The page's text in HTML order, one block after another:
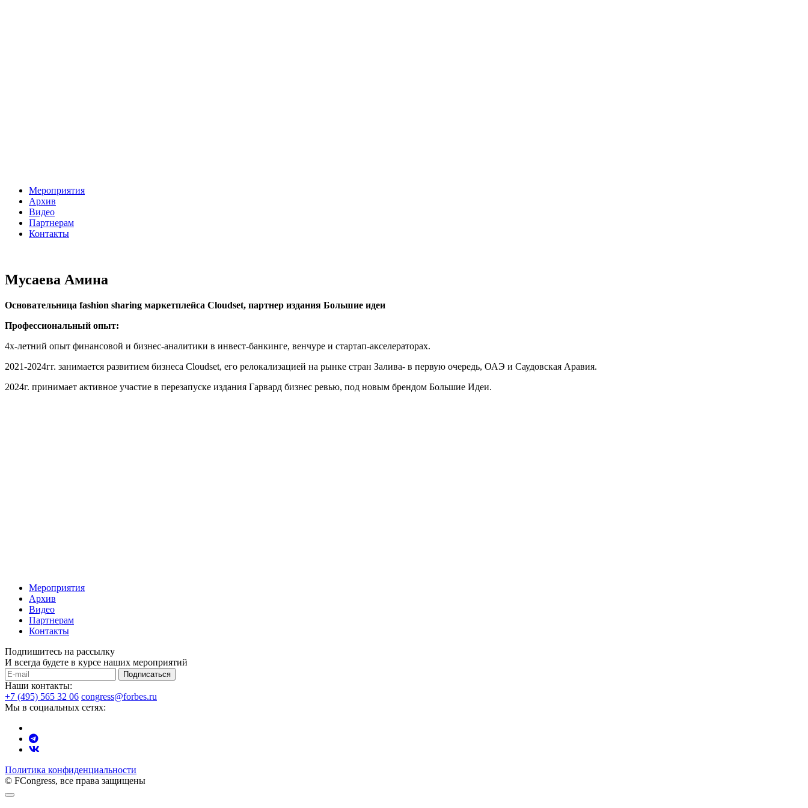
Мероприятия
Архив
Видео
Партнерам
Контакты
Мусаева Амина
Основательница fashion sharing маркетплейса Cloudset, партнер издания Большие идеи
Профессиональный опыт:
4х-летний опыт финансовой и бизнес-аналитики в инвест-банкинге, венчуре и стартап-акселераторах.
2021-2024гг. занимается развитием бизнеса Cloudset, его релокализацией на рынке стран Залива- в первую очередь, ОАЭ и Саудовская Аравия.
2024г. принимает активное участие в перезапуске издания Гарвард бизнес ревью, под новым брендом Большие Идеи.
Мероприятия
Архив
Видео
Партнерам
Контакты
Подпишитесь на рассылку
И всегда будете в курсе наших мероприятий
Подписаться
Наши контакты:
+7 (495) 565 32 06 congress@forbes.ru
Мы в социальных сетях:
Политика конфиденциальности
© FCongress, все права защищены